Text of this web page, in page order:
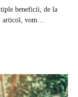
beneficii, de la
articol, vom…